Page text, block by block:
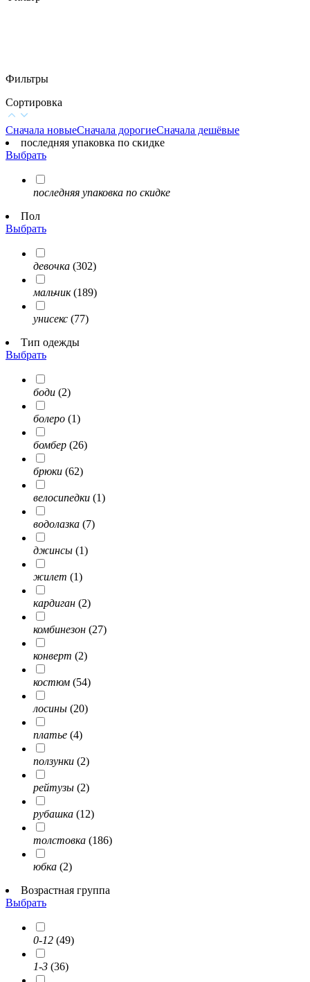
Фильтры
Сортировка
Сначала новыеСначала дорогиеСначала дешёвые
последняя упаковка по скидке
Выбрать
последняя упаковка по скидке
Пол
Выбрать
девочка (302)
мальчик(189)
унисекс (77)
Тип одежды
Выбрать
боди (2)
болеро (1)
бомбер (26)
брюки (62)
велосипедки (1)
водолазка (7)
джинсы (1)
жилет (1)
кардиган (2)
комбинезон (27)
конверт (2)
костюм (54)
лосины (20)
платье (4)
ползунки (2)
рейтузы (2)
рубашка (12)
толстовка (186)
юбка (2)
Возрастная группа
Выбрать
0-12 (49)
1-3 (36)